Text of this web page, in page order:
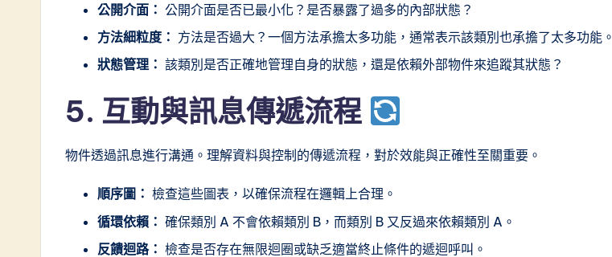
公開介面： 公開介面是否已最小化？是否暴露了過多的內部狀態？
方法細粒度： 方法是否過大？一個方法承擔太多功能，通常表示該類別也承擔了太多功能。
狀態管理： 該類別是否正確地管理自身的狀態，還是依賴外部物件來追蹤其狀態？
5. 互動與訊息傳遞流程
物件透過訊息進行溝通。理解資料與控制的傳遞流程，對於效能與正確性至關重要。
順序圖： 檢查這些圖表，以確保流程在邏輯上合理。
循環依賴： 確保類別 A 不會依賴類別 B，而類別 B 又反過來依賴類別 A。
反饋迴路： 檢查是否存在無限迴圈或缺乏適當終止條件的遞迴呼叫。